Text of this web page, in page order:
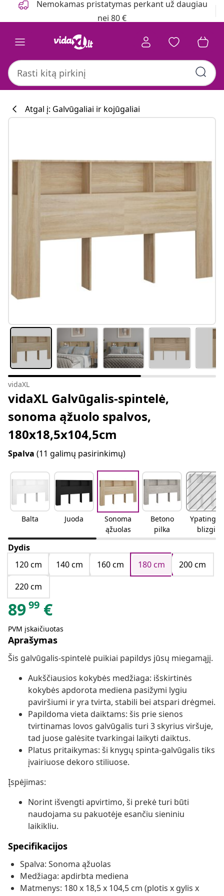
Nemokamas pristatymas perkant už daugiau
nei 80 €
Atgal į: Galvūgaliai ir kojūgaliai
vidaXL
vidaXL Galvūgalis-spintelė,
sonoma ąžuolo spalvos,
180x18,5x104,5cm
Spalva (11 galimų pasirinkimų)
Balta Juoda
Sonoma
ąžuolas
Betono
pilka
Ypatingai
blizgi
balta
Dydis
120 cm
140 cm 160 cm 180 cm
200 cm
220 cm
8999 €
PVM įskaičiuotas
Aprašymas
Šis galvūgalis-spintelė puikiai papildys jūsų miegamąjį.
Aukščiausios kokybės medžiaga: išskirtinės
kokybės apdorota mediena pasižymi lygiu
paviršiumi ir yra tvirta, stabili bei atspari drėgmei.
Papildoma vieta daiktams: šis prie sienos
tvirtinamas lovos galvūgalis turi 3 skyrius viršuje,
tad juose galėsite tvarkingai laikyti daiktus.
Platus pritaikymas: ši knygų spinta-galvūgalis tiks
įvairiuose dekoro stiliuose.
Įspėjimas:
Norint išvengti apvirtimo, ši prekė turi būti
naudojama su pakuotėje esančiu sieniniu
laikikliu.
Specifikacijos
Spalva: Sonoma ąžuolas
Medžiaga: apdirbta mediena
Matmenys: 180 x 18,5 x 104,5 cm (plotis x gylis x